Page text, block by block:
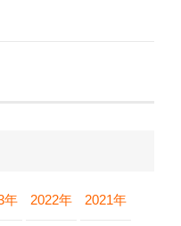
年 2022年 2021年